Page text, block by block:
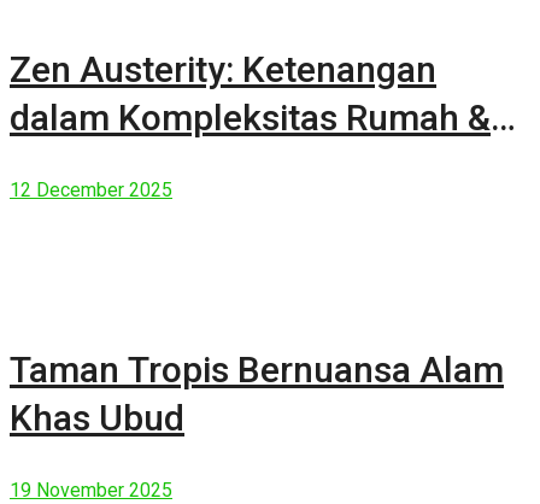
Zen Austerity: Ketenangan
dalam Kompleksitas Rumah &
12 December 2025
Taman Tropis Bernuansa Alam
Khas Ubud
19 November 2025